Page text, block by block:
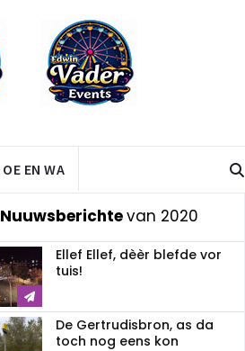
OE EN WA
Nuuwsberichtevan 2020
Ellef Ellef, dèèr blefde vor
tuis!
De Gertrudisbron, as da
toch nog eens kon